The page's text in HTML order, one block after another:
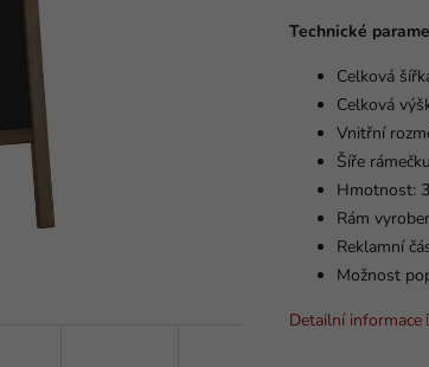
Technické
Celková
Celková
Vnitřní
Šíře
Hmotnost:
Rám
Reklamní
Možnost
Detailní informace